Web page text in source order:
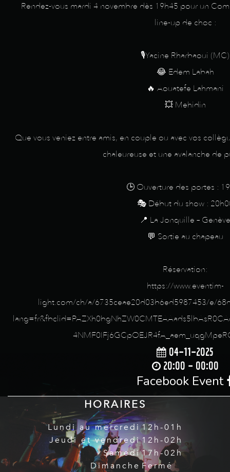
Rendez-vous mardi 4 novembre dès 19h45 pour un
line-up de choc :
🎙️Yacine Rharbaoui (MC)
😂 Edem Labah
🔥 Aouatefe Lahmani
💥 Mehidin
Que vous veniez entre amis, en couple ou avec vos
chaleureuse et une avalanche de
🕒 Ouverture des portes :
🎭 Début du show :
📍 La Jonquille – Genève
💬 Sortie au chapeau
Réservation:
https://www.eventim-
light.com/ch/a/6735ceae20d03b6ed5987453/e/
04-11-2025
20:00 - 00:00
Facebook Event
HORAIRES
Lundi au mercredi
Jeudi et vendredi
Samedi
Dimanche
12h-01h
12h-02h
17h-02h
Fermé